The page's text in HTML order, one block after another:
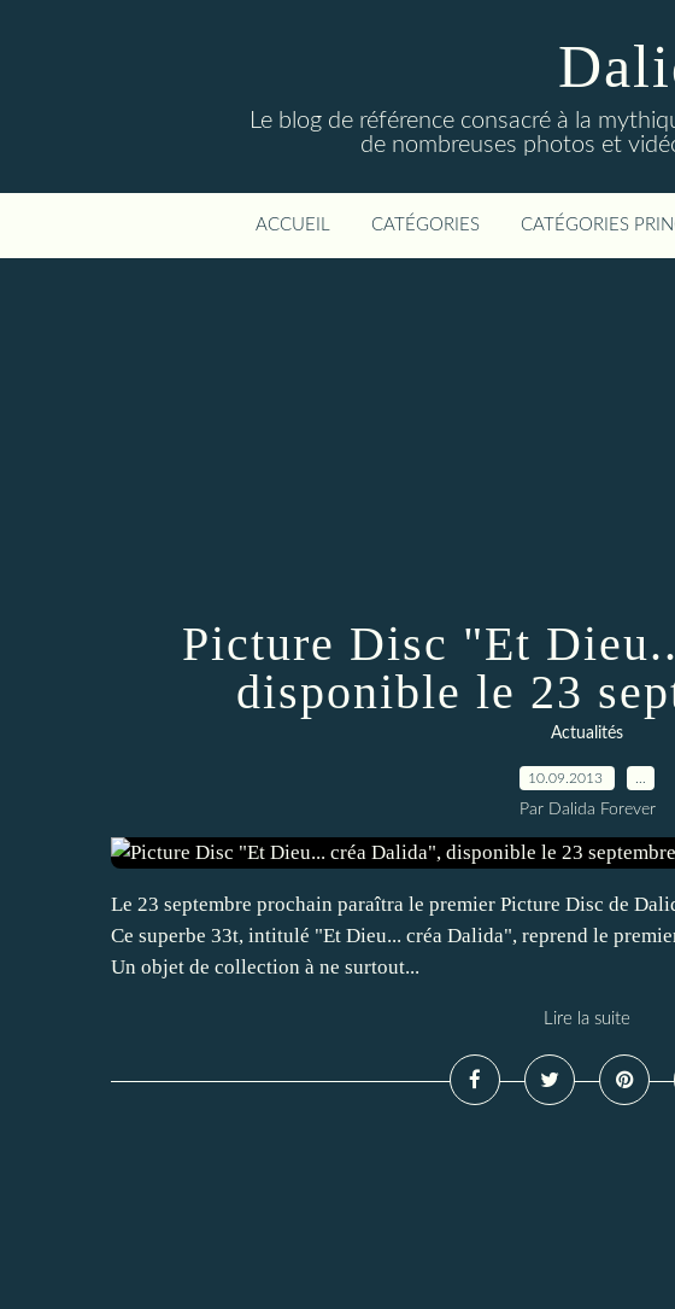
Le blog de référence consacré à la
de nombreuses photos et
ACCUEIL CATÉGORIES CATÉGORIES
Picture Disc "Et
disponible le 23
Actualités
10.09.2013
Par Dalida Forever
Le 23 septembre prochain paraîtra le premier Picture Disc de
Ce superbe 33t, intitulé "Et Dieu... créa Dalida", reprend le
Un objet de collection à ne surtout...
Lire la suite